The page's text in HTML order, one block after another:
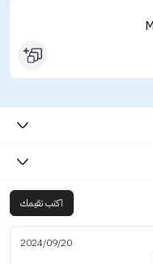
اكتب تقيمك
2024/09/20